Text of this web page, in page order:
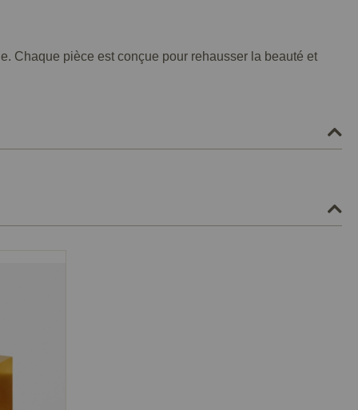
Chaque pièce est conçue pour rehausser la beauté et